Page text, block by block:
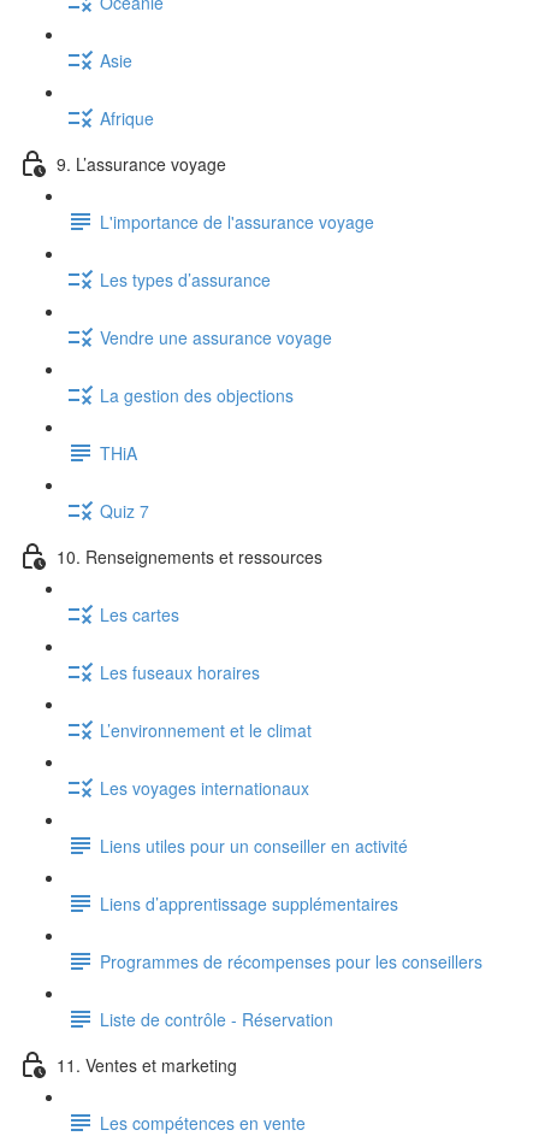
Asie
Afrique
9. L’assurance voyage
L'importance de l'assurance voyage
Les types d’assurance
Vendre une assurance voyage
La gestion des objections
THiA
Quiz 7
10. Renseignements et ressources
Les cartes
Les fuseaux horaires
L’environnement et le climat
Les voyages internationaux
Liens utiles pour un conseiller en activité
Liens d’apprentissage supplémentaires
Programmes de récompenses pour les conseillers
Liste de contrôle - Réservation
11. Ventes et marketing
Les compétences en vente